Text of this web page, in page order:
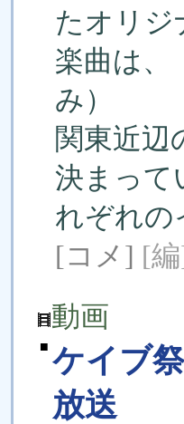
たオリジ
楽曲は、
み）
関東近辺
決まって
れぞれの
[コメ] [
動画
■ ケイブ
放送